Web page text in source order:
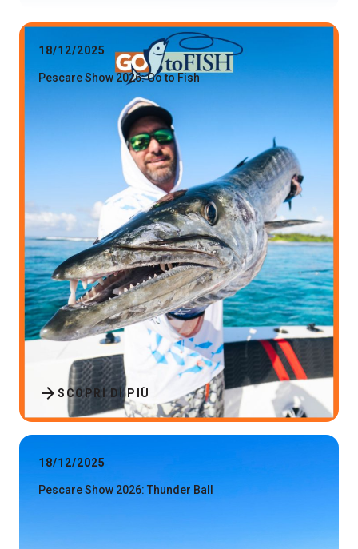
18/12/2025
Pescare Show 2026: Go to Fish
SCOPRI DI PIÙ
arrow_forward
18/12/2025
Pescare Show 2026: Thunder Ball